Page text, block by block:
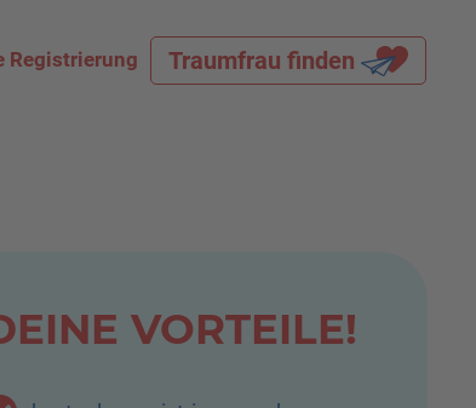
Traumfrau finden
Registrierung
VORTEILE!